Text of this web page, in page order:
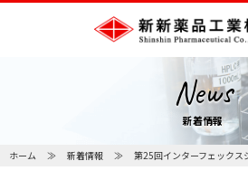
News
新着情報
ホーム 新着情報 第25回インターフェックス